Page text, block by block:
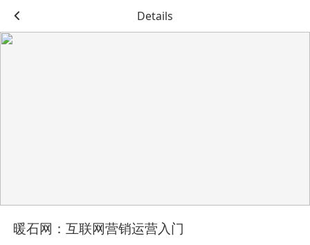
Details
暖石网：互联网营销运营入门